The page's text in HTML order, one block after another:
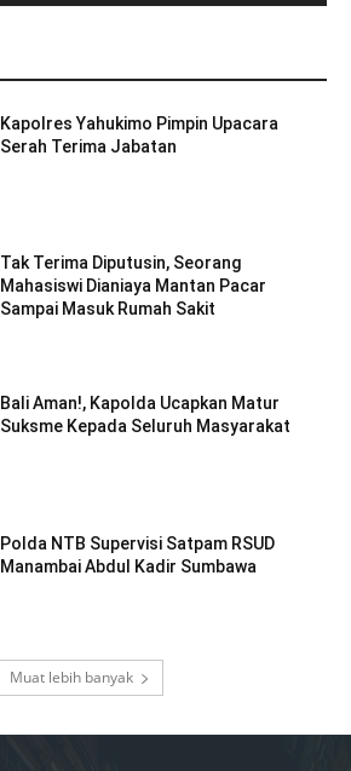
Kapolres Yahukimo Pimpin Upacara
Serah Terima Jabatan
Tak Terima Diputusin, Seorang
Mahasiswi Dianiaya Mantan Pacar
Sampai Masuk Rumah Sakit
Bali Aman!, Kapolda Ucapkan Matur
Suksme Kepada Seluruh Masyarakat
Polda NTB Supervisi Satpam RSUD
Manambai Abdul Kadir Sumbawa
Muat lebih banyak